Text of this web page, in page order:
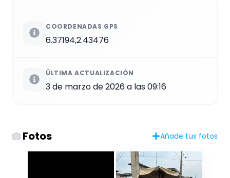
COORDENADAS GPS
6.37194,2.43476
ÚLTIMA ACTUALIZACIÓN
3 de marzo de 2026 a las 09:16
Fotos Añade tus fotos